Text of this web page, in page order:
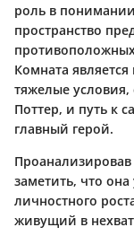
роль в
пространство
Комната
тяжелые условия,
Поттер, и путь к
главный герой.
заметить, что
личностного
живущий в